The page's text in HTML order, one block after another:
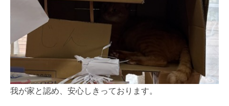
我が家と認め、安心しきっております。